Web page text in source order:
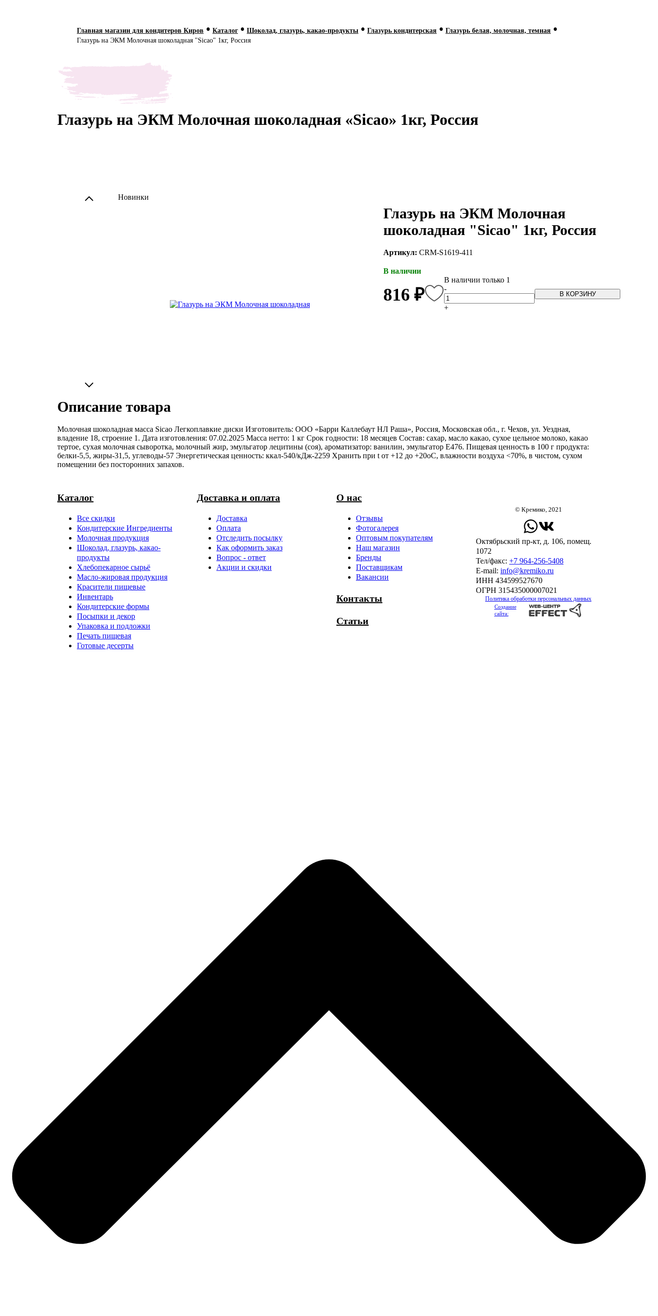
Главная магазин для кондитеров Киров • Каталог • Шоколад, глазурь, какао-продукты • Глазурь кондитерская • Глазурь белая, молочная, темная •
Глазурь на ЭКМ Молочная шоколадная "Sicao" 1кг, Россия
Глазурь на ЭКМ Молочная шоколадная «Sicao» 1кг, Россия
Новинки
Глазурь на ЭКМ Молочная
шоколадная "Sicao" 1кг, Россия
Артикул: CRM-S1619-411
В наличии
816 ₽
В наличии только 1
-
+
В КОРЗИНУ
Описание товара
Молочная шоколадная масса Sicao Легкоплавкие диски Изготовитель: ООО «Барри Каллебаут НЛ Раша», Россия, Московская обл., г. Чехов, ул. Уездная,
владение 18, строение 1. Дата изготовления: 07.02.2025 Масса нетто: 1 кг Срок годности: 18 месяцев Состав: сахар, масло какао, сухое цельное молоко, какао
тертое, сухая молочная сыворотка, молочный жир, эмульгатор лецитины (соя), ароматизатор: ванилин, эмульгатор Е476. Пищевая ценность в 100 г продукта:
белки-5,5, жиры-31,5, углеводы-57 Энергетическая ценность: ккал-540/кДж-2259 Хранить при t от +12 до +20оС, влажности воздуха <70%, в чистом, сухом
помещении без посторонних запахов.
Каталог
Все скидки
Кондитерские Ингредиенты
Молочная продукция
Шоколад, глазурь, какао-
продукты
Хлебопекарное сырьё
Масло-жировая продукция
Красители пищевые
Инвентарь
Кондитерские формы
Посыпки и декор
Упаковка и подложки
Печать пищевая
Готовые десерты
Доставка и оплата
Доставка
Оплата
Отследить посылку
Как оформить заказ
Вопрос - ответ
Акции и скидки
О нас
Отзывы
Фотогалерея
Оптовым покупателям
Наш магазин
Бренды
Поставщикам
Вакансии
Контакты
Статьи
© Кремико, 2021
Октябрьский пр-кт, д. 106, помещ.
1072
Тел/факс: +7 964-256-5408
Е-mail: info@kremiko.ru
ИНН 434599527670
ОГРН 315435000007021
Политика обработки персональных данных
Создание
сайта: